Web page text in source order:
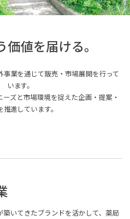
価値を届ける。
業を通じて販売・市場展開を行って
います。
ズと市場環境を捉えた企画・提案・
推進しています。
築いてきたブランドを活かして、薬局